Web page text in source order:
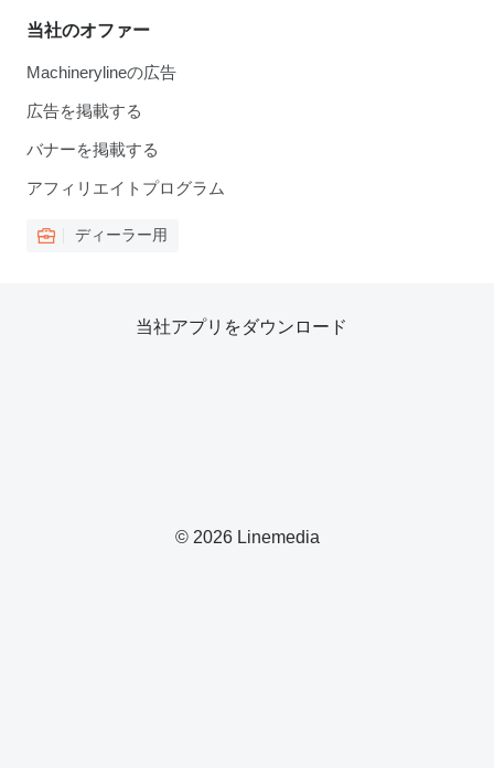
当社のオファー
Machinerylineの広告
広告を掲載する
バナーを掲載する
アフィリエイトプログラム
ディーラー用
© 2026 Linemedia
当社アプリをダウンロード